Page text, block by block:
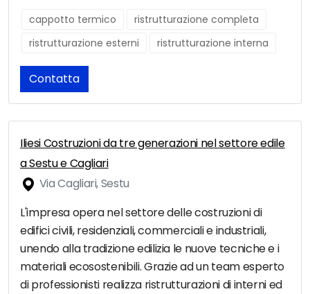
cappotto termico
ristrutturazione completa
ristrutturazione esterni
ristrutturazione interna
Contatta
Iliesi Costruzioni da tre generazioni nel settore edile
a Sestu e Cagliari
Via Cagliari, Sestu
L'impresa opera nel settore delle costruzioni di
edifici civili, residenziali, commerciali e industriali,
unendo alla tradizione edilizia le nuove tecniche e i
materiali ecosostenibili. Grazie ad un team esperto
di professionisti realizza ristrutturazioni di interni ed